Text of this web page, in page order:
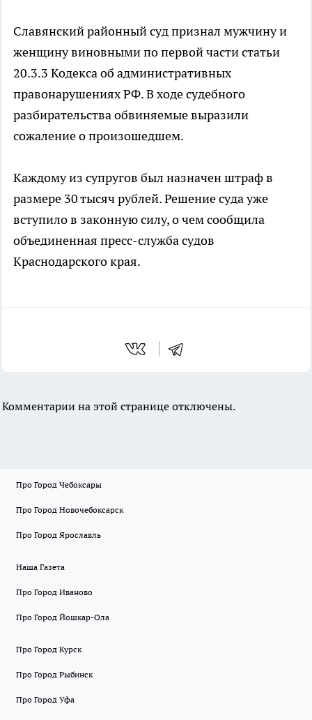
Славянский районный суд признал мужчину и
женщину виновными по первой части статьи
20.3.3 Кодекса об административных
правонарушениях РФ. В ходе судебного
разбирательства обвиняемые выразили
сожаление о произошедшем.
Каждому из супругов был назначен штраф в
размере 30 тысяч рублей. Решение суда уже
вступило в законную силу, о чем сообщила
объединенная пресс-служба судов
Краснодарского края.
Комментарии на этой странице отключены.
Про Город Чебоксары
Про Город Новочебоксарск
Про Город Ярославль
Наша Газета
Про Город Иваново
Про Город Йошкар-Ола
Про Город Курск
Про Город Рыбинск
Про Город Уфа